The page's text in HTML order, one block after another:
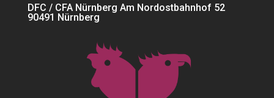
DFC / CFA Nürnberg Am Nordostbahnhof 52
90491 Nürnberg